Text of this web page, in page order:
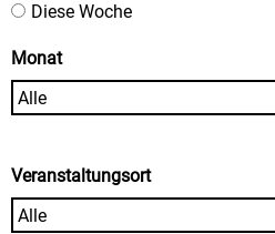
Diese Woche
Monat
Veranstaltungsort